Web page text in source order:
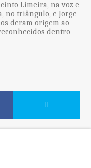
Limeira, na voz e
no triângulo, e Jorge
deram origem ao
dentro